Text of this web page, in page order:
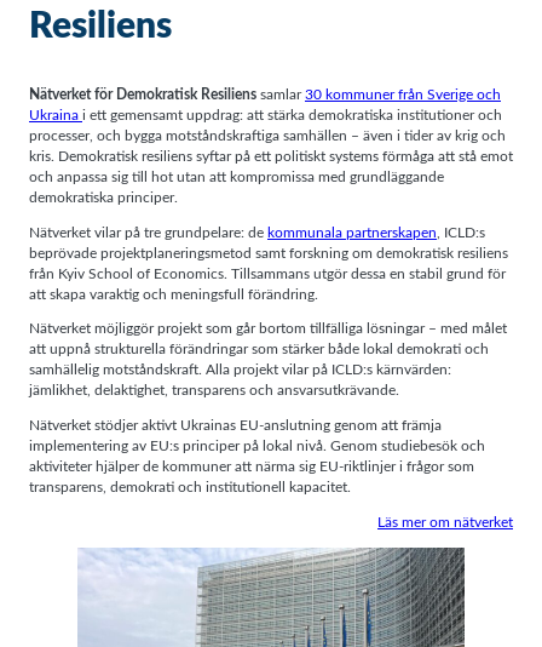
Resiliens
Nätverket för Demokratisk Resiliens samlar30 kommuner från Sverige och
Ukraina i ett gemensamt uppdrag: att stärka demokratiska institutioner och
processer, och bygga motståndskraftiga samhällen – även i tider av krig och
kris. Demokratisk resiliens syftar på ett politiskt systems förmåga att stå emot
och anpassa sig till hot utan att kompromissa med grundläggande
demokratiska principer.
Nätverket vilar på tre grundpelare: de kommunala partnerskapen , ICLD:s
beprövade projektplaneringsmetod samt forskning om demokratisk resiliens
från Kyiv School of Economics. Tillsammans utgör dessa en stabil grund för
att skapa varaktig och meningsfull förändring.
Nätverket möjliggör projekt som går bortom tillfälliga lösningar – med målet
att uppnå strukturella förändringar som stärker både lokal demokrati och
samhällelig motståndskraft. Alla projekt vilar på ICLD:s kärnvärden:
jämlikhet, delaktighet, transparens och ansvarsutkrävande.
Nätverket stödjer aktivt Ukrainas EU-anslutning genom att främja
implementering av EU:s principer på lokal nivå. Genom studiebesök och
aktiviteter hjälper de kommuner att närma sig EU-riktlinjer i frågor som
transparens, demokrati och institutionell kapacitet.
Läs mer om nätverket